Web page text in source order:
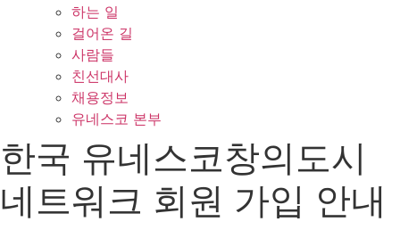
하는 일
걸어온 길
사람들
친선대사
채용정보
유네스코 본부
한국 유네스코창의도시
네트워크 회원 가입 안내